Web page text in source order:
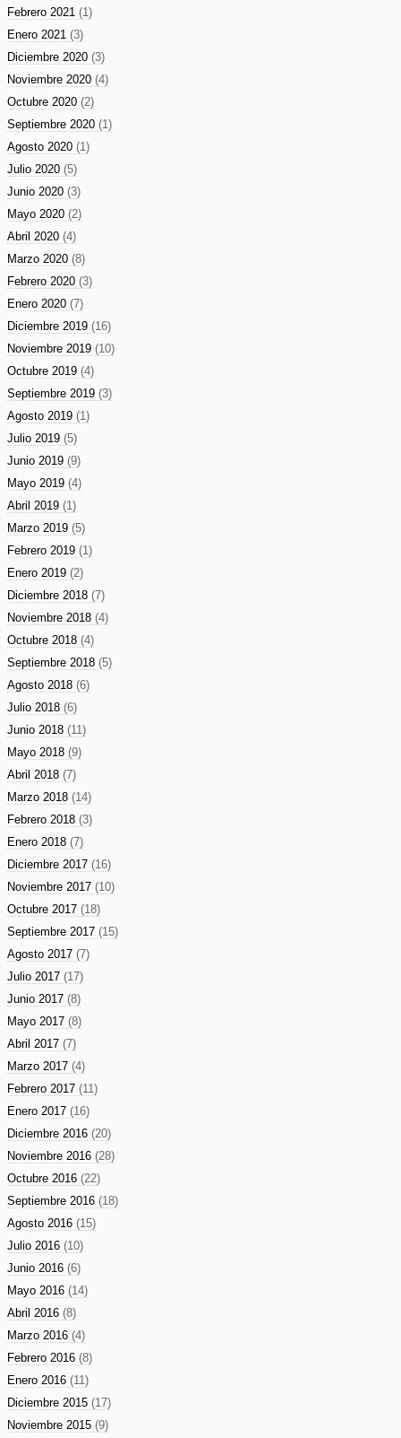
Febrero 2021 (1)
Enero 2021 (3)
Diciembre 2020 (3)
Noviembre 2020 (4)
Octubre 2020 (2)
Septiembre 2020 (1)
Agosto 2020 (1)
Julio 2020 (5)
Junio 2020 (3)
Mayo 2020 (2)
Abril 2020 (4)
Marzo 2020 (8)
Febrero 2020 (3)
Enero 2020 (7)
Diciembre 2019 (16)
Noviembre 2019 (10)
Octubre 2019 (4)
Septiembre 2019 (3)
Agosto 2019 (1)
Julio 2019 (5)
Junio 2019 (9)
Mayo 2019 (4)
Abril 2019 (1)
Marzo 2019 (5)
Febrero 2019 (1)
Enero 2019 (2)
Diciembre 2018 (7)
Noviembre 2018 (4)
Octubre 2018 (4)
Septiembre 2018 (5)
Agosto 2018 (6)
Julio 2018 (6)
Junio 2018 (11)
Mayo 2018 (9)
Abril 2018 (7)
Marzo 2018 (14)
Febrero 2018 (3)
Enero 2018 (7)
Diciembre 2017 (16)
Noviembre 2017 (10)
Octubre 2017 (18)
Septiembre 2017 (15)
Agosto 2017 (7)
Julio 2017 (17)
Junio 2017 (8)
Mayo 2017 (8)
Abril 2017 (7)
Marzo 2017 (4)
Febrero 2017 (11)
Enero 2017 (16)
Diciembre 2016 (20)
Noviembre 2016 (28)
Octubre 2016 (22)
Septiembre 2016 (18)
Agosto 2016 (15)
Julio 2016 (10)
Junio 2016 (6)
Mayo 2016 (14)
Abril 2016 (8)
Marzo 2016 (4)
Febrero 2016 (8)
Enero 2016 (11)
Diciembre 2015 (17)
Noviembre 2015 (9)